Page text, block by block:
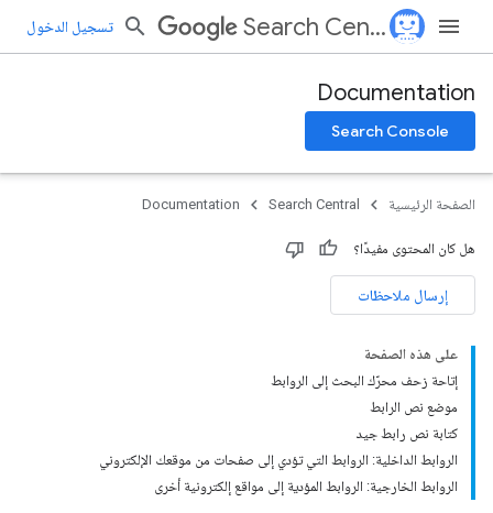
Search Central تسجيل الدخول
Documentation
Search Console
الصفحة الرئيسية Search Central
Documentation
هل كان المحتوى مفيدًا؟
إرسال ملاحظات
على هذه الصفحة
إتاحة زحف محرّك البحث إلى الروابط
موضع نص الرابط
كتابة نص رابط جيد
الروابط الداخلية: الروابط التي تؤدي إلى صفحات من موقعك الإلكتروني
الروابط الخارجية: الروابط المؤدية إلى مواقع إلكترونية أخرى